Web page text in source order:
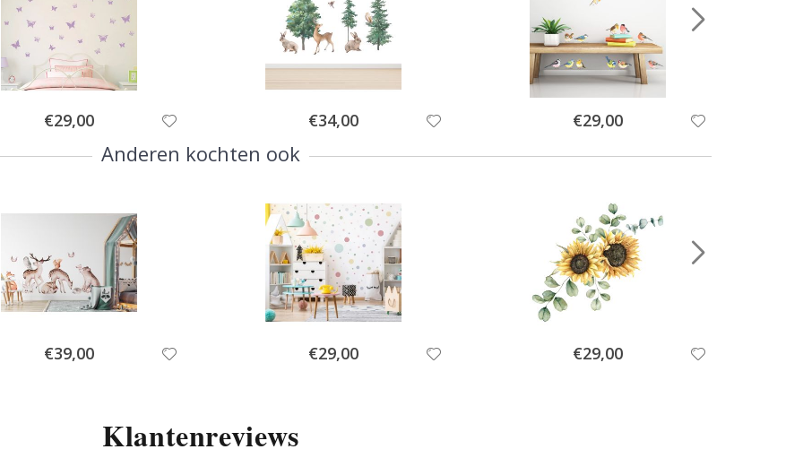
Special
Price
€29,00 Special
Price
€34,00 Special
Price
€29,00
Anderen kochten ook
Special
Price
€39,00 Special
Price
€29,00 Special
Price
€29,00
Klantenreviews